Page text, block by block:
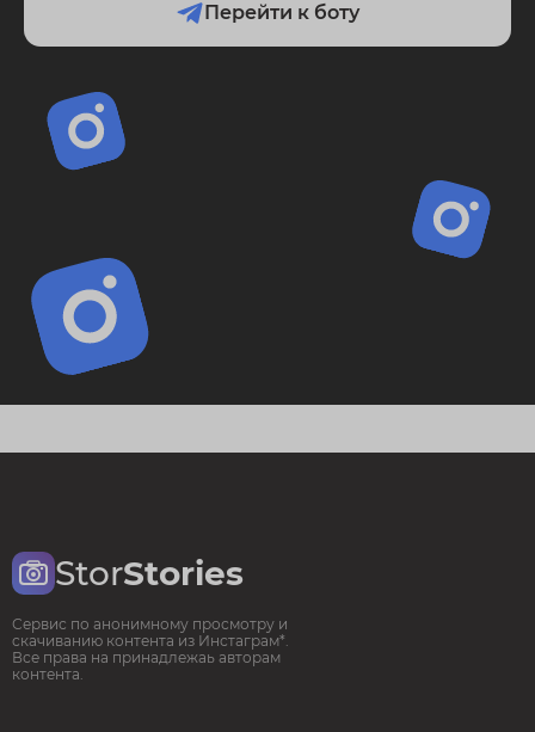
Перейти к боту
StorStories
Сервис по анонимному просмотру и
скачиванию контента из Инстаграм*.
Все права на принадлежаь авторам
контента.